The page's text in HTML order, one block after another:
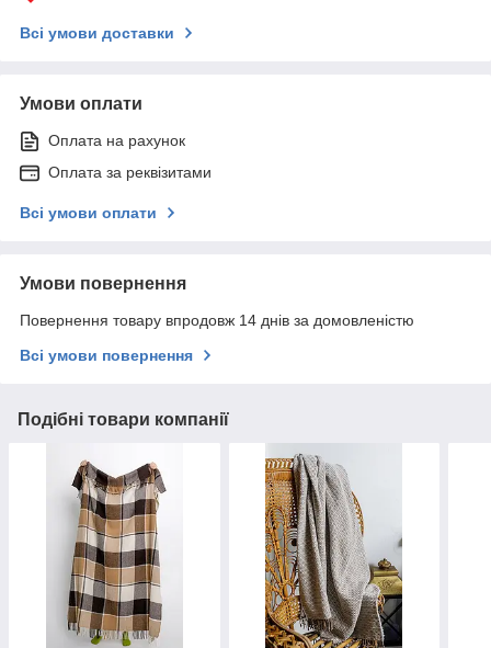
Всі умови доставки
Умови оплати
Оплата на рахунок
Оплата за реквізитами
Всі умови оплати
Умови повернення
Повернення товару впродовж 14 днів за домовленістю
Всі умови повернення
Подібні товари компанії